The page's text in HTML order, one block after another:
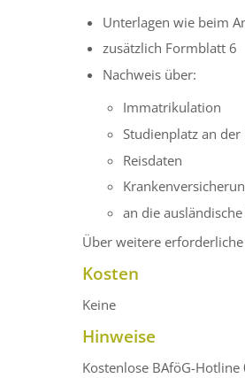
Unterlagen wie beim
zusätzlich Formblatt 6
Nachweis über:
Immatrikulation
Studienplatz an
Reisdaten
an die
Über weitere
Kosten
Keine
Hinweise
Kostenlose BAföG-